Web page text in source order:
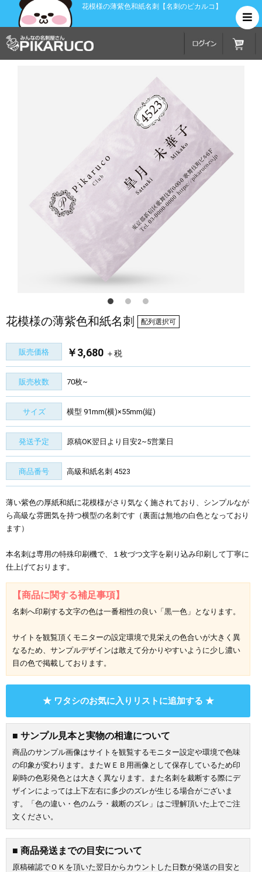
花模様の薄紫色和紙名刺【名刺のピカルコ】
花模様の薄紫色和紙名刺 配列選択可
販売価格 ￥3,680 ＋税
販売枚数 70枚~
サイズ 横型 91mm(横)×55mm(縦)
発送予定 原稿OK翌日より目安2~5営業日
商品番号 高級和紙名刺 4523
薄い紫色の厚紙和紙に花模様がさり気なく施されており、シンプルなが
ら高級な雰囲気を持つ横型の名刺です（裏面は無地の白色となっており
ます）
本名刺は専用の特殊印刷機で、１枚づつ文字を刷り込み印刷して丁寧に
仕上げております。
【商品に関する補足事項】
名刺へ印刷する文字の色は一番相性の良い「黒一色」となります。
サイトを観覧頂くモニターの設定環境で見栄えの色合いが大きく異
なるため、サンプルデザインは敢えて分かりやすいように少し濃い
目の色で掲載しております。
★ ワタシのお気に入りリストに追加する ★
■ サンプル見本と実物の相違について
商品のサンプル画像はサイトを観覧するモニター設定や環境で色味
の印象が変わります。またＷＥＢ用画像として保存しているため印
刷時の色彩発色とは大きく異なります。また名刺を裁断する際にデ
ザインによっては上下左右に多少のズレが生じる場合がございま
す。「色の違い・色のムラ・裁断のズレ」はご理解頂いた上でご注
文ください。
■ 商品発送までの目安について
原稿確認でＯＫを頂いた翌日からカウントした日数が発送の目安と